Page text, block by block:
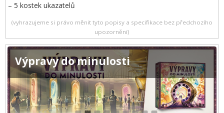
– 5 kostek ukazatelů
(vyhrazujeme si právo měnit tyto popisy a specifikace bez předchozího
upozornění)
Výpravy do minulosti